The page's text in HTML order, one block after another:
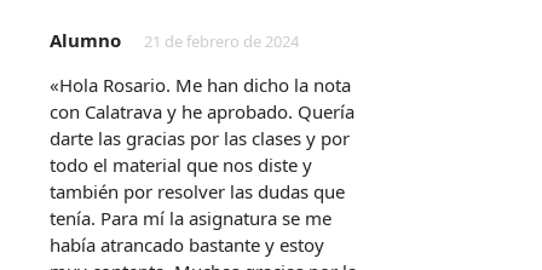
Alumno 21 de febrero de 2024
«Hola Rosario. Me han dicho la nota
con Calatrava y he aprobado. Quería
darte las gracias por las clases y por
todo el material que nos diste y
también por resolver las dudas que
tenía. Para mí la asignatura se me
había atrancado bastante y estoy